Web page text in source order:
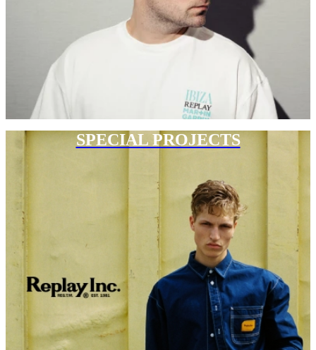
SPECIAL PROJECTS